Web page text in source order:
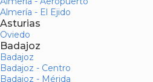
Almería - El Ejido
Asturias
Oviedo
Badajoz
Badajoz
Badajoz - Centro
Badajoz - Mérida